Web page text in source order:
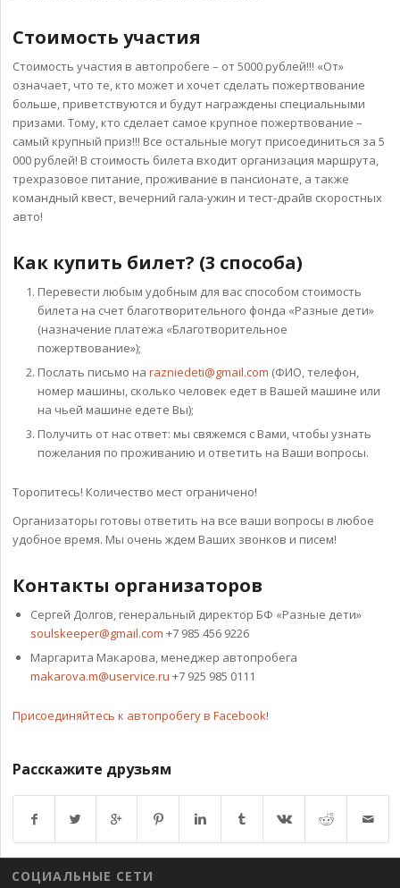
Стоимость участия
Стоимость участия в автопробеге – от 5000 рублей!!! «От»
означает, что те, кто может и хочет сделать пожертвование
больше, приветствуются и будут награждены специальными
призами. Тому, кто сделает самое крупное пожертвование –
самый крупный приз!!! Все остальные могут присоединиться за 5
000 рублей! В стоимость билета входит организация маршрута,
трехразовое питание, проживание в пансионате, а также
командный квест, вечерний гала-ужин и тест-драйв скоростных
авто!
Как купить билет? (3 способа)
Перевести любым удобным для вас способом стоимость
билета на счет благотворительного фонда «Разные дети»
(назначение платежа «Благотворительное
пожертвование»);
Послать письмо на razniedeti@gmail.com (ФИО, телефон,
номер машины, сколько человек едет в Вашей машине или
на чьей машине едете Вы);
Получить от нас ответ: мы свяжемся с Вами, чтобы узнать
пожелания по проживанию и ответить на Ваши вопросы.
Торопитесь! Количество мест ограничено!
Организаторы готовы ответить на все ваши вопросы в любое
удобное время. Мы очень ждем Ваших звонков и писем!
Контакты организаторов
Сергей Долгов, генеральный директор БФ «Разные дети»
soulskeeper@gmail.com +7 985 456 9226
Маргарита Макарова, менеджер автопробега
makarova.m@uservice.ru +7 925 985 0111
Присоединяйтесь к автопробегу в Facebook!
Расскажите друзьям
Возврат к списку
СОЦИАЛЬНЫЕ СЕТИ